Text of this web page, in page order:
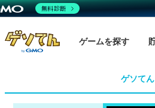
ゲームを探す
ゲソて
無料診断